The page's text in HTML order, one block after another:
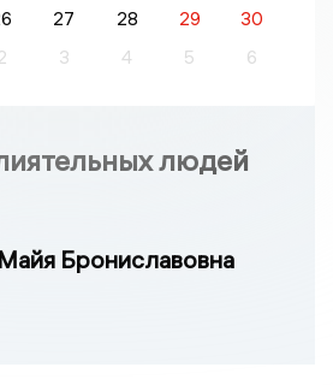
27 28 29
30
3 4 5 6
людей
Брониславовна